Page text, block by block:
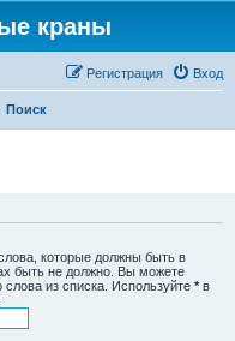
краны
Вход
Регистрация
Поиск
которые должны быть в
быть не должно. Вы можете
слова из списка. Используйте * в